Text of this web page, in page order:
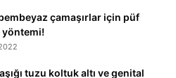
çamaşırlar için püf
yöntemi!
tuzu koltuk altı ve genital